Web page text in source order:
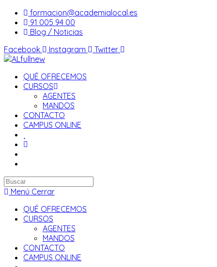
Saltar
contenido
formacion@academialocal.es
91 005 94 00
Blog / Noticias
Facebook
Instagram Twitter
QUÉ OFRECEMOS
CURSOS
AGENTES
MANDOS
CONTACTO
CAMPUS ONLINE
Buscar
en
web
Menú Cerrar
QUÉ OFRECEMOS
CURSOS
AGENTES
MANDOS
CONTACTO
CAMPUS ONLINE